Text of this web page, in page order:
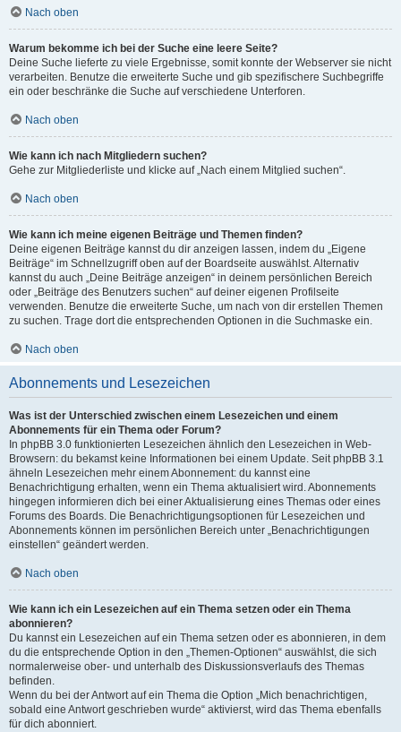
Nach oben
Warum bekomme ich bei der Suche eine leere Seite?
Deine Suche lieferte zu viele Ergebnisse, somit konnte der Webserver sie nicht
verarbeiten. Benutze die erweiterte Suche und gib spezifischere Suchbegriffe
ein oder beschränke die Suche auf verschiedene Unterforen.
Nach oben
Wie kann ich nach Mitgliedern suchen?
Gehe zur Mitgliederliste und klicke auf „Nach einem Mitglied suchen“.
Nach oben
Wie kann ich meine eigenen Beiträge und Themen finden?
Deine eigenen Beiträge kannst du dir anzeigen lassen, indem du „Eigene
Beiträge“ im Schnellzugriff oben auf der Boardseite auswählst. Alternativ
kannst du auch „Deine Beiträge anzeigen“ in deinem persönlichen Bereich
oder „Beiträge des Benutzers suchen“ auf deiner eigenen Profilseite
verwenden. Benutze die erweiterte Suche, um nach von dir erstellen Themen
zu suchen. Trage dort die entsprechenden Optionen in die Suchmaske ein.
Nach oben
Abonnements und Lesezeichen
Was ist der Unterschied zwischen einem Lesezeichen und einem
Abonnements für ein Thema oder Forum?
In phpBB 3.0 funktionierten Lesezeichen ähnlich den Lesezeichen in Web-
Browsern: du bekamst keine Informationen bei einem Update. Seit phpBB 3.1
ähneln Lesezeichen mehr einem Abonnement: du kannst eine
Benachrichtigung erhalten, wenn ein Thema aktualisiert wird. Abonnements
hingegen informieren dich bei einer Aktualisierung eines Themas oder eines
Forums des Boards. Die Benachrichtigungsoptionen für Lesezeichen und
Abonnements können im persönlichen Bereich unter „Benachrichtigungen
einstellen“ geändert werden.
Nach oben
Wie kann ich ein Lesezeichen auf ein Thema setzen oder ein Thema
abonnieren?
Du kannst ein Lesezeichen auf ein Thema setzen oder es abonnieren, in dem
du die entsprechende Option in den „Themen-Optionen“ auswählst, die sich
normalerweise ober- und unterhalb des Diskussionsverlaufs des Themas
befinden.
Wenn du bei der Antwort auf ein Thema die Option „Mich benachrichtigen,
sobald eine Antwort geschrieben wurde“ aktivierst, wird das Thema ebenfalls
für dich abonniert.